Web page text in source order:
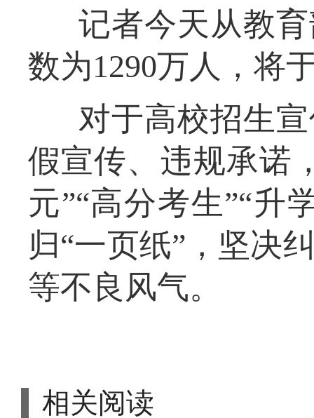
记者今天从教
数为1290万人，将
对于高校招生
假宣传、违规承诺
元”“高分考生”“升
归“一页纸”，坚决
等不良风气。
相关阅读